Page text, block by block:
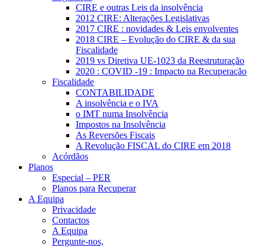
CIRE e outras Leis da insolvência
2012 CIRE: Alterações Legislativas
2017 CIRE : novidades & Leis envolventes
2018 CIRE – Evolução do CIRE & da sua
Fiscalidade
2019 vs Diretiva UE-1023 da Reestruturação
2020 : COVID -19 : Impacto na Recuperação
Fiscalidade
CONTABILIDADE
A insolvência e o IVA
o IMT numa Insolvência
Impostos na Insolvência
As Reversões Fiscais
A Revolução FISCAL do CIRE em 2018
Acórdãos
Planos
Especial – PER
Planos para Recuperar
A Equipa
Privacidade
Contactos
A Equipa
Pergunte-nos,